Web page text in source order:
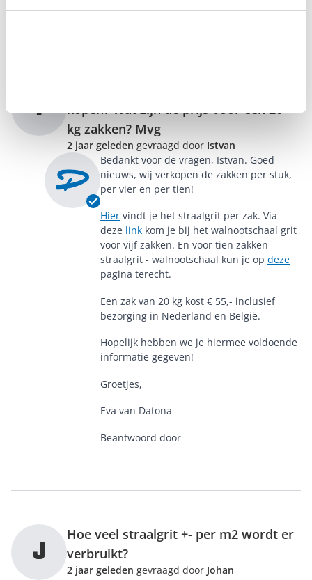
retour- en garantievoorwaarden omdat we de zuiver- en puurheid niet kunnen
Stel je vraag
I
kopen? Wat zijn de prijs voor een 20
kg zakken? Mvg
2 jaar geleden gevraagd door Istvan
Bedankt voor de vragen, Istvan. Goed
nieuws, wij verkopen de zakken per stuk,
per vier en per tien!
Hier vindt je het straalgrit per zak. Via
deze link kom je bij het walnootschaal grit
voor vijf zakken. En voor tien zakken
straalgrit - walnootschaal kun je op deze
pagina terecht.
Een zak van 20 kg kost € 55,- inclusief
bezorging in Nederland en België.
Hopelijk hebben we je hiermee voldoende
informatie gegeven!
Groetjes,
Eva van Datona
Beantwoord door
J
Hoe veel straalgrit +- per m2 wordt er
verbruikt?
2 jaar geleden gevraagd door Johan